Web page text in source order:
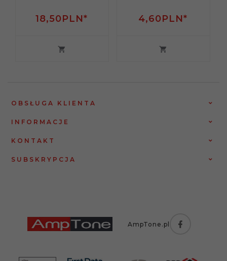
18,50PLN* 4,60PLN*
OBSŁUGA KLIENTA
INFORMACJE
KONTAKT
SUBSKRYPCJA
AmpTone.pl